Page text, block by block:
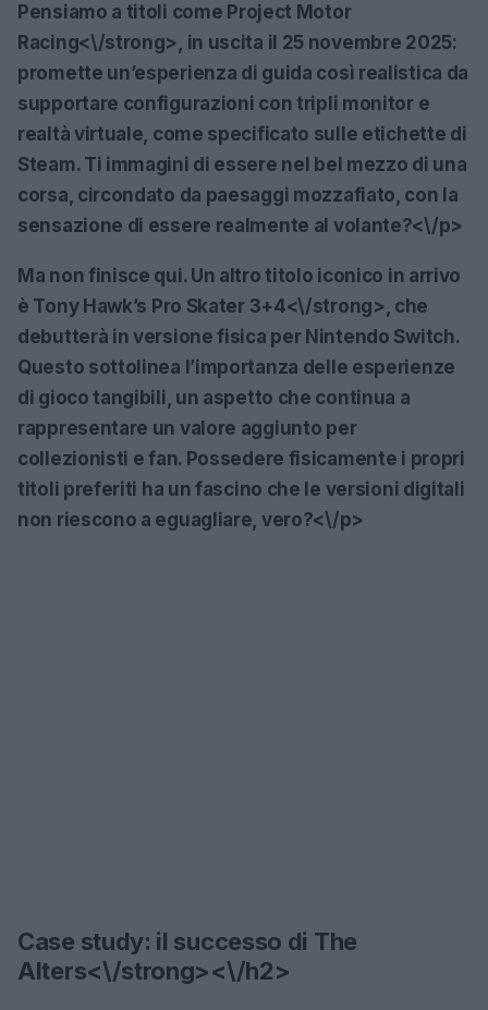
Pensiamo a titoli come Project Motor
Racing<\/strong>, in uscita il 25 novembre 2025:
promette un’esperienza di guida così realistica da
supportare configurazioni con tripli monitor e
realtà virtuale, come specificato sulle etichette di
Steam. Ti immagini di essere nel bel mezzo di una
corsa, circondato da paesaggi mozzafiato, con la
sensazione di essere realmente al volante?<\/p>
Ma non finisce qui. Un altro titolo iconico in arrivo
è Tony Hawk’s Pro Skater 3+4<\/strong>, che
debutterà in versione fisica per Nintendo Switch.
Questo sottolinea l’importanza delle esperienze
di gioco tangibili, un aspetto che continua a
rappresentare un valore aggiunto per
collezionisti e fan. Possedere fisicamente i propri
titoli preferiti ha un fascino che le versioni digitali
non riescono a eguagliare, vero?<\/p>
Case study: il successo di The
Alters<\/strong><\/h2>